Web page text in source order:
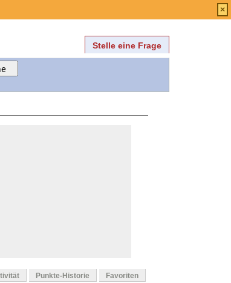
Stelle eine Frage
Punkte-Historie Favoriten
×